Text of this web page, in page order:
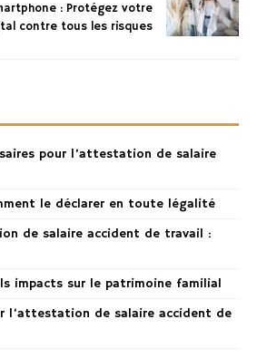
: Protégez votre
contre tous les risques
pour l’attestation de salaire
le déclarer en toute légalité
de salaire accident de travail :
impacts sur le patrimoine familial
l’attestation de salaire accident de